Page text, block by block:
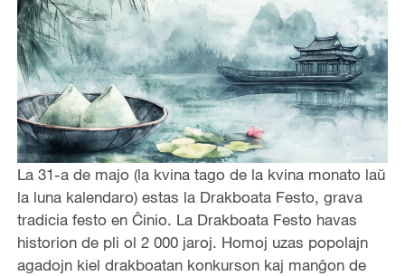
La 31-a de majo (la kvina tago de la kvina monato laŭ
la luna kalendaro) estas la Drakboata Festo, grava
tradicia festo en Ĉinio. La Drakboata Festo havas
historion de pli ol 2 000 jaroj. Homoj uzas popolajn
agadojn kiel drakboatan konkurson kaj manĝon de